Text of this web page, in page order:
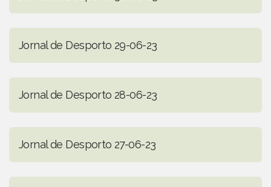
Jornal de Desporto 29-06-23
Jornal de Desporto 28-06-23
Jornal de Desporto 27-06-23